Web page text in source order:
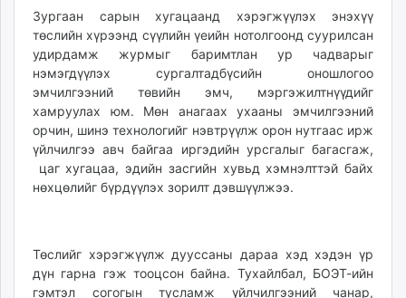
unread.today
Зургаан сарын хугацаанд хэрэгжүүлэх энэхүү
төслийн хүрээнд сүүлийн үеийн нотолгоонд суурилсан
удирдамж журмыг баримтлан ур чадварыг
нэмэгдүүлэх сургалтадбүсийн оношлогоо
эмчилгээний төвийн эмч, мэргэжилтнүүдийг
хамруулах юм. Мөн анагаах ухааны эмчилгээний
орчин, шинэ технологийг нэвтрүүлж орон нутгаас ирж
үйлчилгээ авч байгаа иргэдийн урсгалыг багасгаж,
цаг хугацаа, эдийн засгийн хувьд хэмнэлттэй байх
нөхцөлийг бүрдүүлэх зорилт дэвшүүлжээ.
Төслийг хэрэгжүүлж дууссаны дараа хэд хэдэн үр
дүн гарна гэж тооцсон байна. Тухайлбал, БОЭТ-ийн
гэмтэл согогын тусламж үйлчилгээний чанар,